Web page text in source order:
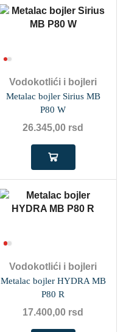
Vodokotlići i bojleri
Metalac bojler Sirius MB
P80 W
26.345,00 rsd
Vodokotlići i bojleri
Metalac bojler HYDRA MB
P80 R
17.400,00 rsd